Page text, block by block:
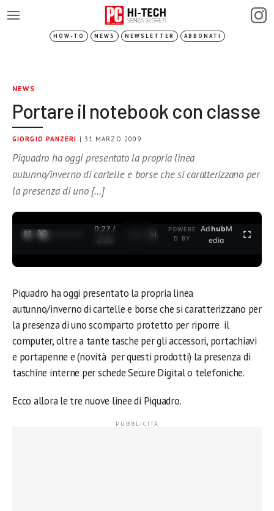
HOW-TO NEWS NEWSLETTER ABBONATI
NEWS
Portare il notebook con classe
GIORGIO PANZERI | 31 MARZO 2009
Piquadro ha oggi presentato la propria linea
autunno/inverno di cartelle e borse che si caratterizzano per
la presenza di uno […]
0:27 /
3:35
POWERE
D BY
AdhubM
edia
Piquadro ha oggi presentato la propria linea
autunno/inverno di cartelle e borse che si caratterizzano per
la presenza di uno scomparto protetto per riporre il
computer, oltre a tante tasche per gli accessori, portachiavi
e portapenne e (novità per questi prodotti) la presenza di
taschine interne per schede Secure Digital o telefoniche.
Ecco allora le tre nuove linee di Piquadro.